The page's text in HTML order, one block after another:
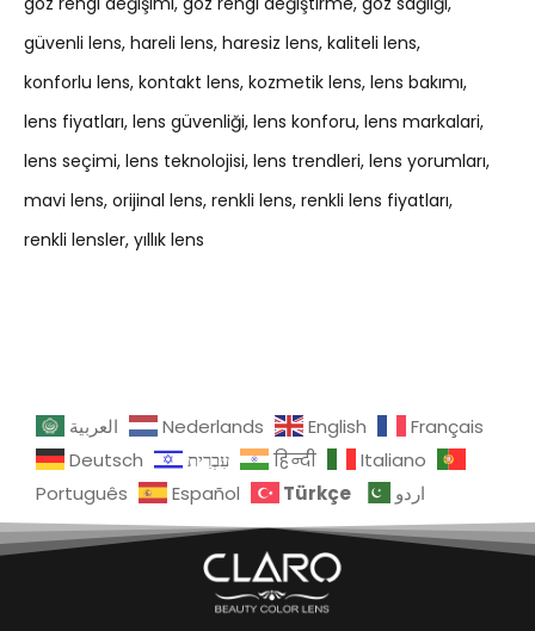
güvenli lens hareli lens haresiz lens kaliteli lens
konforlu lens kontakt lens kozmetik lens lens bakımı
lens fiyatları lens güvenliği lens konforu lens markalari
lens seçimi lens teknolojisi lens trendleri lens yorumları
mavi lens orijinal lens renkli lens renkli lens fiyatları
renkli lensler yıllık lens
العربية Nederlands English
Français
Deutsch
עִבְרִית हिन्दी
Italiano
Português
Español Türkçe اردو